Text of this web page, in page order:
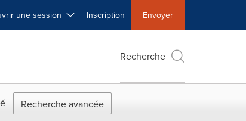
une session Inscription Envoyer
Recherche
Recherche avancée